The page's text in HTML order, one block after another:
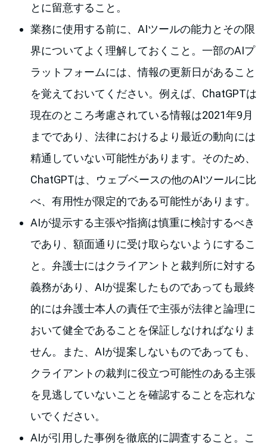
とに留意すること。
業務に使用する前に、AIツールの能力とその限
界についてよく理解しておくこと。一部のAIプ
ラットフォームには、情報の更新日があること
を覚えておいてください。例えば、ChatGPTは
現在のところ考慮されている情報は2021年9月
までであり、法律におけるより最近の動向には
精通していない可能性があります。そのため、
ChatGPTは、ウェブベースの他のAIツールに比
べ、有用性が限定的である可能性があります。
AIが提示する主張や指摘は慎重に検討するべき
であり、額面通りに受け取らないようにするこ
と。弁護士にはクライアントと裁判所に対する
義務があり、AIが提案したものであっても最終
的には弁護士本人の責任で主張が法律と論理に
おいて健全であることを保証しなければなりま
せん。また、AIが提案しないものであっても、
クライアントの裁判に役立つ可能性のある主張
を見逃していないことを確認することを忘れな
いでください。
AIが引用した事例を徹底的に調査すること。こ